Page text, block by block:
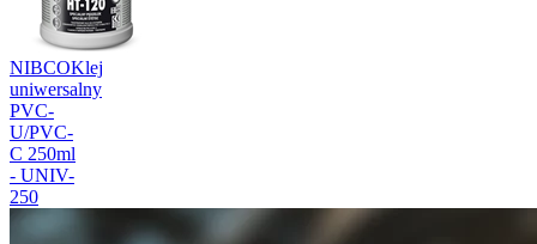
NIBCOKlej
uniwersalny
PVC-
U/PVC-
C 250ml
- UNIV-
250